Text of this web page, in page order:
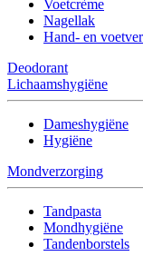
Voetcrème
Nagellak
Hand- en
Deodorant
Lichaamshygiëne
Dameshygiëne
Hygiëne
Mondverzorging
Tandpasta
Mondhygiëne
Tandenborstels